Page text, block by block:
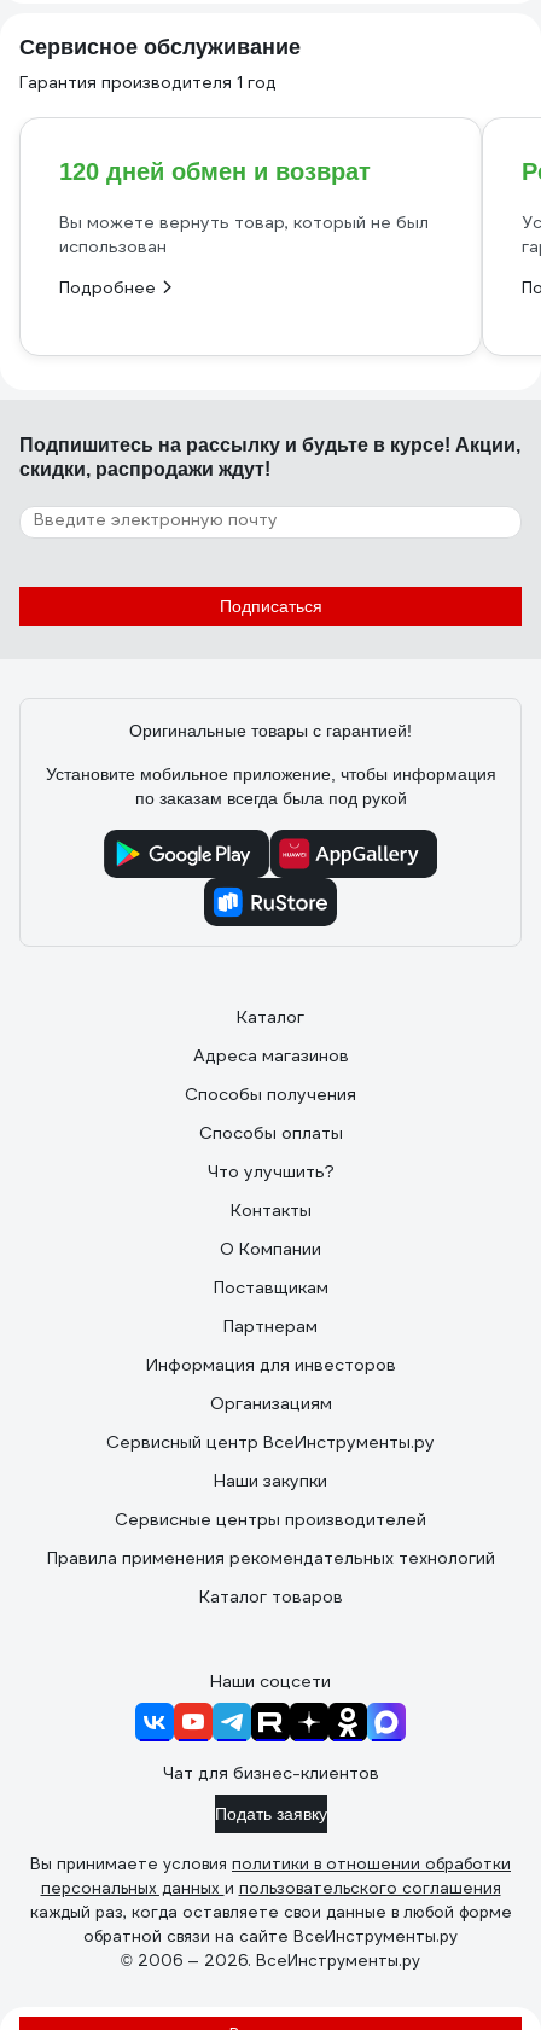
Сервисное обслуживание
Гарантия производителя 1 год
120 дней обмен и возврат
Вы можете вернуть товар, который не был
использован
Подробнее
Подпишитесь на рассылку и будьте в курсе! Акции,
скидки, распродажи ждут!
Подписаться
Оригинальные товары с гарантией!
Установите мобильное приложение, чтобы информация
по заказам всегда была под рукой
Каталог
Адреса магазинов
Способы получения
Способы оплаты
Что улучшить?
Контакты
О Компании
Поставщикам
Партнерам
Информация для инвесторов
Организациям
Сервисный центр ВсеИнструменты.ру
Наши закупки
Сервисные центры производителей
Правила применения рекомендательных технологий
Каталог товаров
Наши соцсети
Чат для бизнес-клиентов
Подать заявку
Вы принимаете условия политики в отношении обработки
персональных данных и пользовательского соглашения
каждый раз, когда оставляете свои данные в любой форме
обратной связи на сайте ВсеИнструменты.ру
© 2006 — 2026. ВсеИнструменты.ру